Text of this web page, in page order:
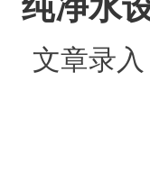
纯净水
文章录